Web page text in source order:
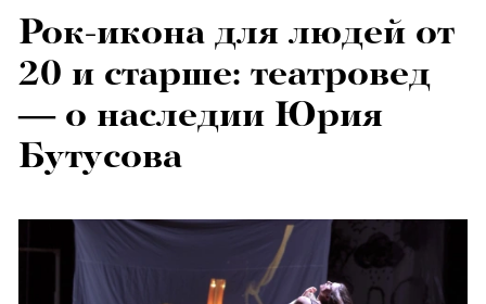
Рок-икона для людей от
20 и старше: театровед
— о наследии Юрия
Бутусова